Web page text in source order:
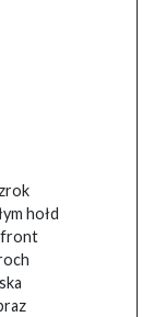
hołd
front